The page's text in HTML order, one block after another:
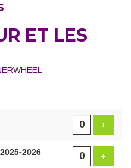
ET LES
TICKETS
+
2026 +